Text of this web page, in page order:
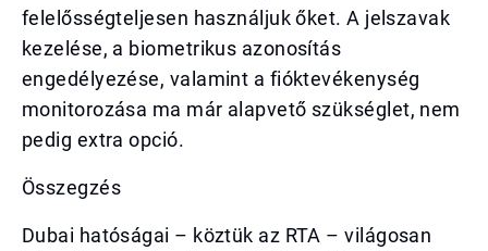
felelősségteljesen használjuk őket. A jelszavak
kezelése, a biometrikus azonosítás
engedélyezése, valamint a fióktevékenység
monitorozása ma már alapvető szükséglet, nem
pedig extra opció.
Összegzés
Dubai hatóságai – köztük az RTA – világosan